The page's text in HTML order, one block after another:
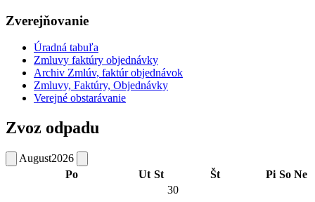
Zverejňovanie
Úradná tabuľa
Zmluvy faktúry objednávky
Archiv Zmlúv, faktúr objednávok
Zmluvy, Faktúry, Objednávky
Verejné obstarávanie
Zvoz odpadu
August2026
Po
Ut St Št Pi So Ne
30